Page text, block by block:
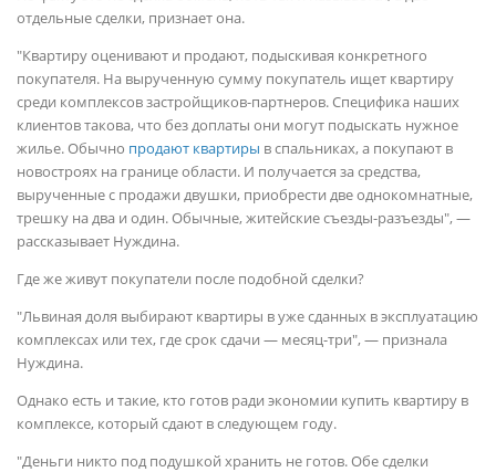
отдельные сделки, признает она.
"Квартиру оценивают и продают, подыскивая конкретного
покупателя. На вырученную сумму покупатель ищет квартиру
среди комплексов застройщиков-партнеров. Специфика наших
клиентов такова, что без доплаты они могут подыскать нужное
жилье. Обычно продают квартиры в спальниках, а покупают в
новостроях на границе области. И получается за средства,
вырученные с продажи двушки, приобрести две однокомнатные,
трешку на два и один. Обычные, житейские съезды-разъезды", —
рассказывает Нуждина.
Где же живут покупатели после подобной сделки?
"Львиная доля выбирают квартиры в уже сданных в эксплуатацию
комплексах или тех, где срок сдачи — месяц-три", — признала
Нуждина.
Однако есть и такие, кто готов ради экономии купить квартиру в
комплексе, который сдают в следующем году.
"Деньги никто под подушкой хранить не готов. Обе сделки